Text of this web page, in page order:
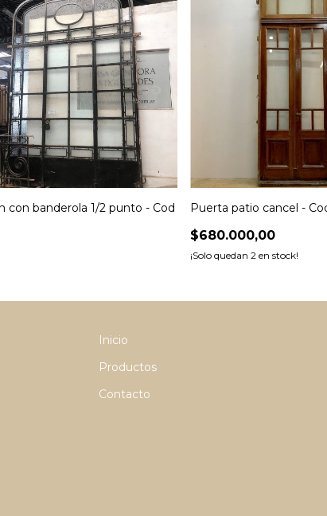
con banderola 1/2 punto - Cod
Puerta patio cancel -
$680.000,00
¡Solo quedan 2 en stock!
Inicio
Productos
Contacto